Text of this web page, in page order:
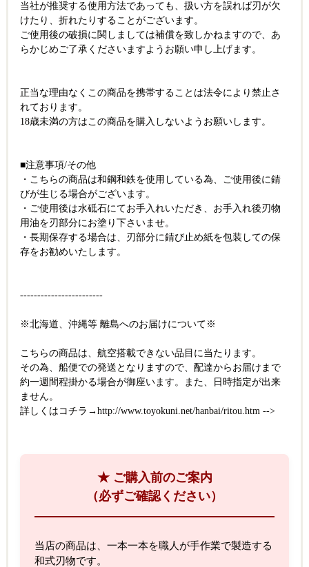
当社が推奨する使用方法であっても、扱い方を誤れば刃が欠
けたり、折れたりすることがございます。
ご使用後の破損に関しましては補償を致しかねますので、あ
らかじめご了承くださいますようお願い申し上げます。
正当な理由なくこの商品を携帯することは法令により禁止さ
れております。
18歳未満の方はこの商品を購入しないようお願いします。
■注意事項/その他
・こちらの商品は和鋼和鉄を使用している為、ご使用後に錆
びが生じる場合がございます。
・ご使用後は水砥石にてお手入れいただき、お手入れ後刃物
用油を刃部分にお塗り下さいませ。
・長期保存する場合は、刃部分に錆び止め紙を包装しての保
存をお勧めいたします。
------------------------
※北海道、沖縄等 離島へのお届けについて※
こちらの商品は、航空搭載できない品目に当たります。
その為、船便での発送となりますので、配達からお届けまで
約一週間程掛かる場合が御座います。また、日時指定が出来
ません。
詳しくはコチラ→ http://www.toyokuni.net/hanbai/ritou.htm -->
★ ご購入前のご案内
（必ずご確認ください）
当店の商品は、一本一本を職人が手作業で製造する
和式刃物です。